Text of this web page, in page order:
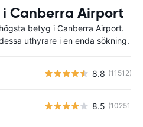
Canberra Airport
betyg i Canberra Airport.
uthyrare i en enda sökning.
8.8 (11512)
8.5 (10251)